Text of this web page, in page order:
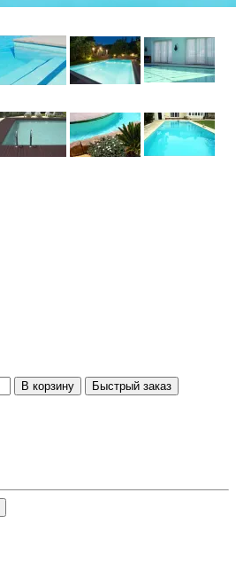
В корзину Быстрый заказ